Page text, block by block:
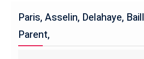
Paris, Asselin, Delahaye,
Parent,